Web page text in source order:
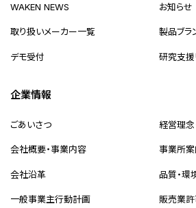
WAKEN NEWS お知らせ
取り扱いメーカー一覧 製品ブラ
デモ受付 研究支援
企業情報
ごあいさつ 経営理念
会社概要・事業内容 事業所案
会社沿革 品質・環
一般事業主行動計画 販売業